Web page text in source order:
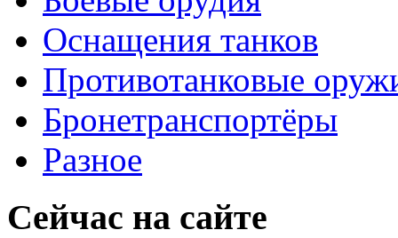
Оснащения танков
Противотанковые
Бронетранспортёры
Разное
Сейчас на сайте